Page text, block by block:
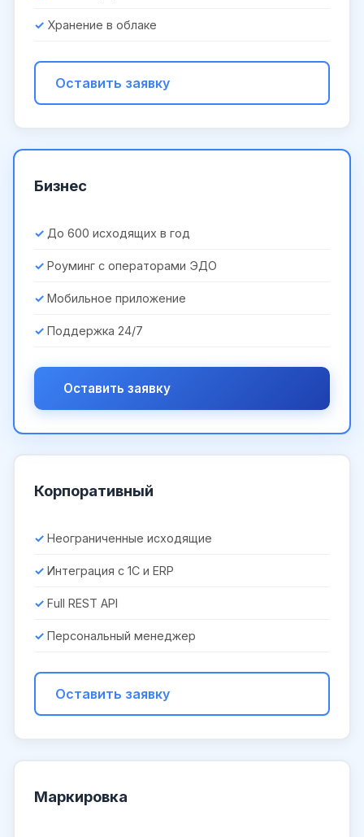
Хранение в облаке
Оставить заявку
Бизнес
До 600 исходящих в год
Роуминг с операторами ЭДО
Мобильное приложение
Поддержка 24/7
Оставить заявку
Корпоративный
Неограниченные исходящие
Интеграция с 1С и ERP
Full REST API
Персональный менеджер
Оставить заявку
Маркировка